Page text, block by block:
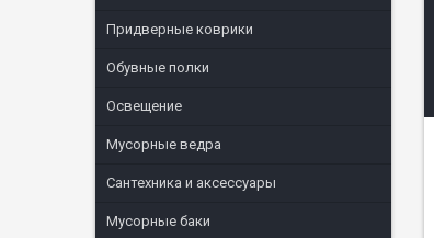
Придверные коврики
Обувные полки
Освещение
Мусорные ведра
Сантехника и аксессуары
Мусорные баки